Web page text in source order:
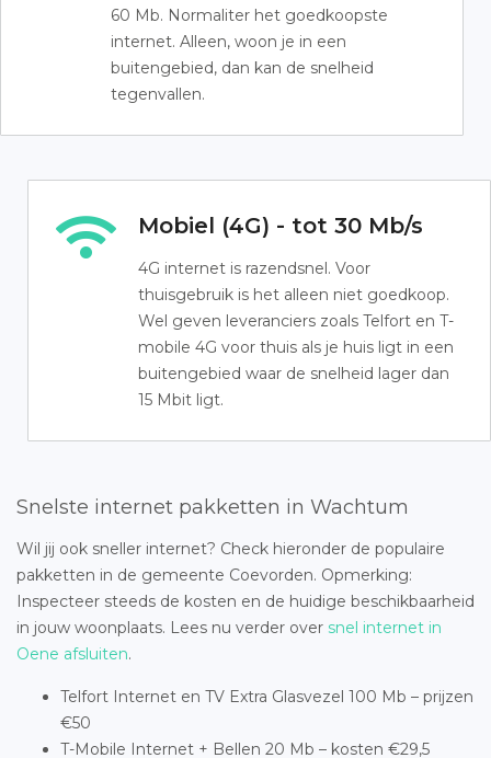
60 Mb. Normaliter het goedkoopste
internet. Alleen, woon je in een
buitengebied, dan kan de snelheid
tegenvallen.
Mobiel (4G) - tot 30 Mb/s
4G internet is razendsnel. Voor
thuisgebruik is het alleen niet goedkoop.
Wel geven leveranciers zoals Telfort en T-
mobile 4G voor thuis als je huis ligt in een
buitengebied waar de snelheid lager dan
15 Mbit ligt.
Snelste internet pakketten in Wachtum
Wil jij ook sneller internet? Check hieronder de populaire
pakketten in de gemeente Coevorden. Opmerking:
Inspecteer steeds de kosten en de huidige beschikbaarheid
in jouw woonplaats. Lees nu verder over snel internet in
Oene afsluiten.
Telfort Internet en TV Extra Glasvezel 100 Mb – prijzen
€50
T-Mobile Internet + Bellen 20 Mb – kosten €29,5